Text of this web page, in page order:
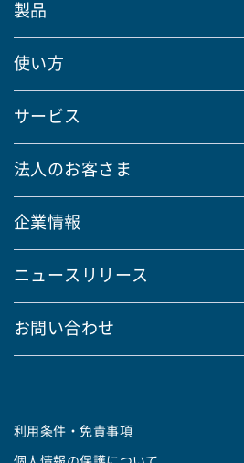
製品
使い方
サービス
法人のお客さま
企業情報
ニュースリリース
お問い合わせ
利用条件・免責事項